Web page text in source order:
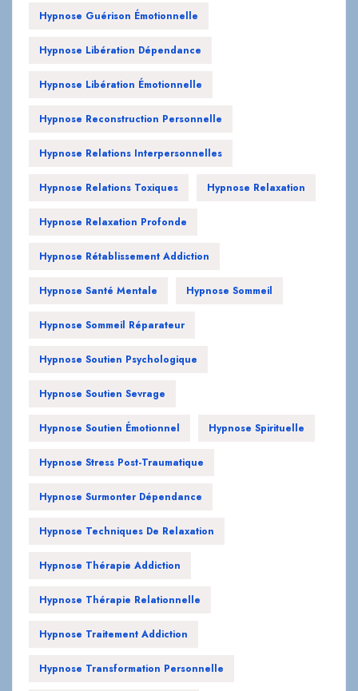
Hypnose Guérison Émotionnelle
Hypnose Libération Dépendance
Hypnose Libération Émotionnelle
Hypnose Reconstruction Personnelle
Hypnose Relations Interpersonnelles
Hypnose Relations Toxiques Hypnose Relaxation
Hypnose Relaxation Profonde
Hypnose Rétablissement Addiction
Hypnose Santé Mentale Hypnose Sommeil
Hypnose Sommeil Réparateur
Hypnose Soutien Psychologique
Hypnose Soutien Sevrage
Hypnose Soutien Émotionnel Hypnose Spirituelle
Hypnose Stress Post-Traumatique
Hypnose Surmonter Dépendance
Hypnose Techniques De Relaxation
Hypnose Thérapie Addiction
Hypnose Thérapie Relationnelle
Hypnose Traitement Addiction
Hypnose Transformation Personnelle